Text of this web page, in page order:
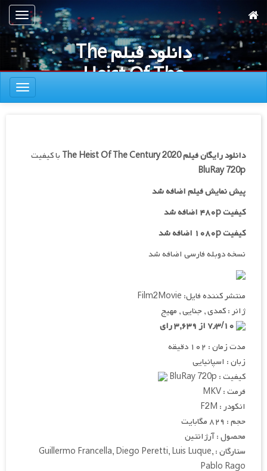
به
محتوای
اصلی
ناوبری
دانلود فیلم The
Heist Of The
Century 2020
ناوبری
دانلود رایگان فیلمThe Heist Of The Century 2020 با کیفیت
BluRay 720p
پیش نمایش فیلم اضافه شد
کیفیت ۴۸۰p اضافه شد
کیفیت ۱۰۸۰p اضافه شد
نسخه دوبله فارسی اضافه شد
منتشر کننده فایل: Film2Movie
ژانر : کمدی , جنایی , مهیج
مدت زمان : ۱۰۲ دقیقه
زبان : اسپانیایی
کیفیت : BluRay 720p
فرمت : MKV
انکودر : F2M
حجم : ۸۲۹ مگابایت
محصول : آرژانتین
ستارگان : Guillermo Francella, Diego Peretti, Luis Luque,
Pablo Rago